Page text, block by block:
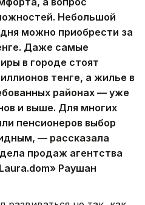
Небольшой
можно приобрести за
Даже самые
в городе стоят
тенге, а жилье в
районах — уже
и выше. Для многих
пенсионеров выбор
— рассказала
продаж агентства
Раушан